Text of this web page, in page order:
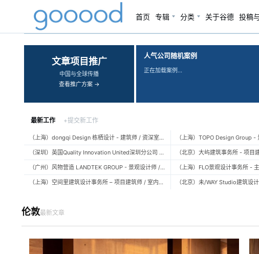
首页 专辑 分类 关于谷德 投稿
‹ ›
文章项目推广
中国与全球传播
查看推广方案 →
人气公司随机案例
正在加载案例…
最新工作 +提交新工作
（上海）dongqi Design 栋栖设计 - 建筑师 / 资深室内设计师 / 室内设计师 / 媒体及公共关系主管 / 设计实习生（常年招聘）
（深圳）英国Quality Innovation United深圳分公司 - 建筑设计师 / 资深建筑设计师 / 室内设计师 / 设计实习生
（广州）风物营造 LANDTEK GROUP - 景观设计师 / 植物设计师 / 品牌运营 / 实习生
（上海）空间里建筑设计事务所 – 项目建筑师 / 室内设计师 / 实习生（建筑/室内）
伦敦最新文章